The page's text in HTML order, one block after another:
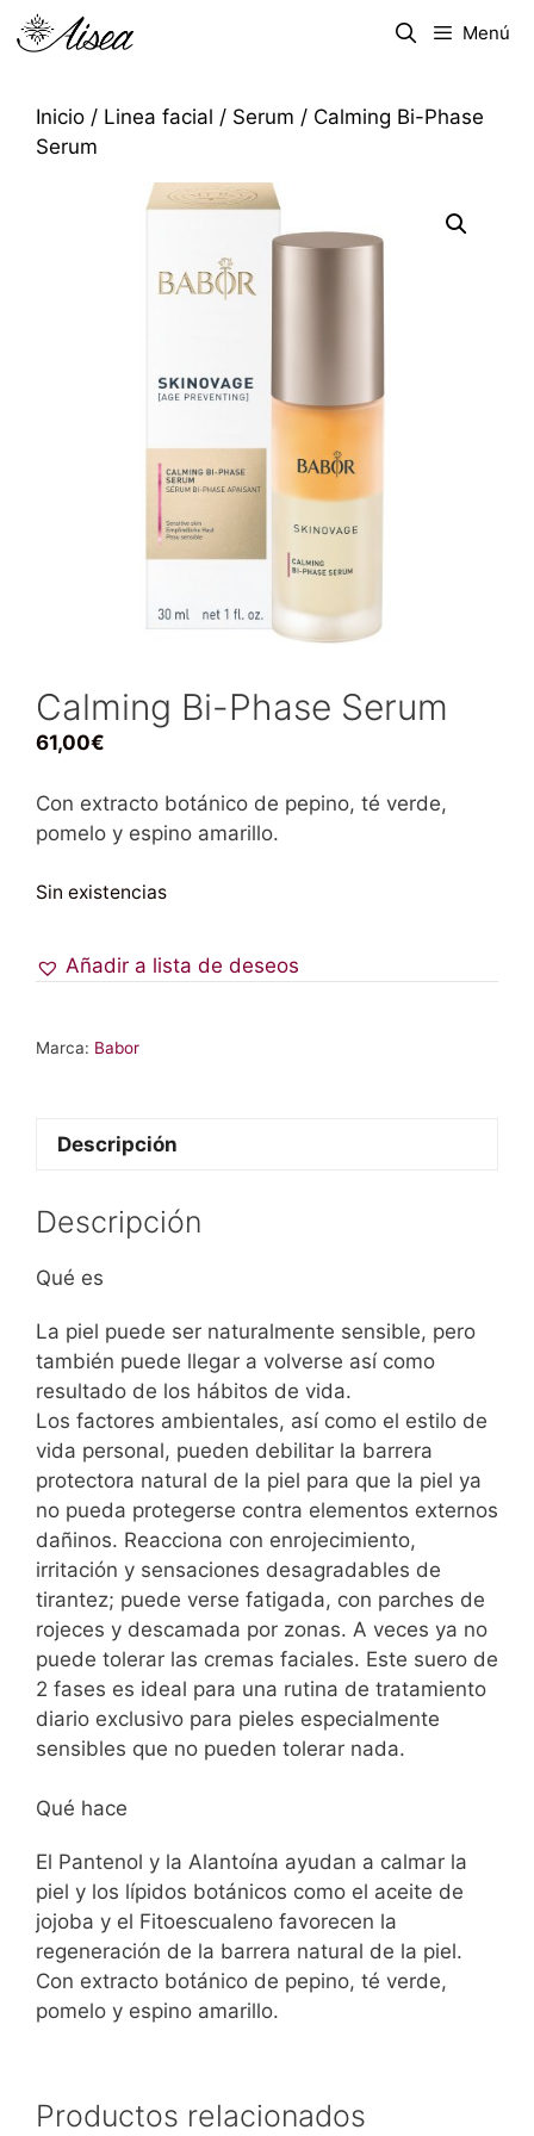
Menú
Inicio / Linea facial / Serum / Calming Bi-Phase
Serum
Calming Bi-Phase Serum
61,00€
Con extracto botánico de pepino, té verde,
pomelo y espino amarillo.
Sin existencias
Añadir a lista de deseos
Marca: Babor
Descripción
Descripción
Qué es
La piel puede ser naturalmente sensible, pero
también puede llegar a volverse así como
resultado de los hábitos de vida.
Los factores ambientales, así como el estilo de
vida personal, pueden debilitar la barrera
protectora natural de la piel para que la piel ya
no pueda protegerse contra elementos externos
dañinos. Reacciona con enrojecimiento,
irritación y sensaciones desagradables de
tirantez; puede verse fatigada, con parches de
rojeces y descamada por zonas. A veces ya no
puede tolerar las cremas faciales. Este suero de
2 fases es ideal para una rutina de tratamiento
diario exclusivo para pieles especialmente
sensibles que no pueden tolerar nada.
Qué hace
El Pantenol y la Alantoína ayudan a calmar la
piel y los lípidos botánicos como el aceite de
jojoba y el Fitoescualeno favorecen la
regeneración de la barrera natural de la piel.
Con extracto botánico de pepino, té verde,
pomelo y espino amarillo.
Productos relacionados